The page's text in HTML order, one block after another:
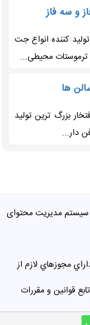
و سه فاز
تولید کننده انواع جت
ترموستات محیطی...
ها
افتخار بزرگ ترین تولید
دار...
سیستم مدیریت محتوای
مجوزهاي لازم از
قوانين و مقررات